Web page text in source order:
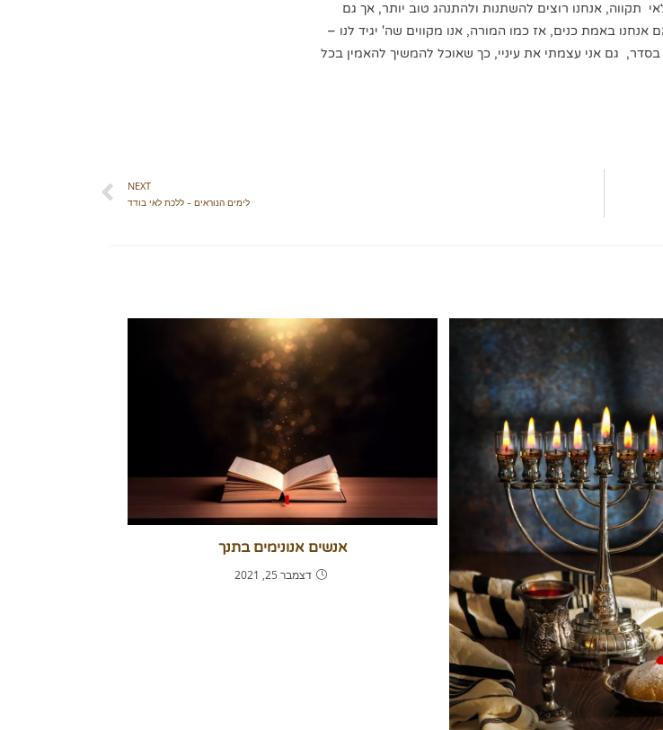
תקווה, אנחנו רוצים להשתנות ולהתנהג טוב יותר, אך גם
באמת כנים, אז כמו המורה, אנו מקווים שה' יגיד לנו –
גם אני עצמתי את עיניי, כך שאוכל להמשיך להאמין בכל
NEXT
לימים הנוראים – ללכת לאי בודד​
אנשים אנונימים בתנך
דצמבר 25, 2021